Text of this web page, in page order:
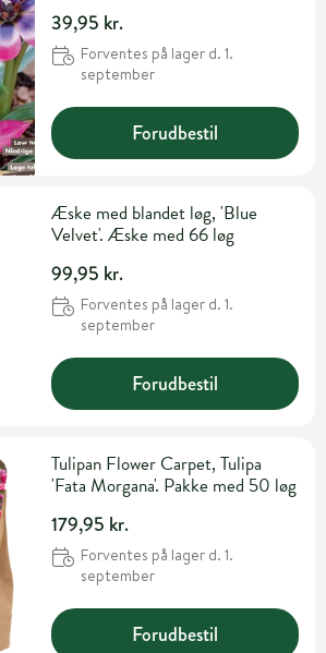
39,95 kr.
Forventes på lager d. 1.
september
Forudbestil
Æske med blandet løg, 'Blue
Velvet'. Æske med 66 løg
99,95 kr.
Forventes på lager d. 1.
september
Forudbestil
Tulipan Flower Carpet, Tulipa
'Fata Morgana'. Pakke med 50 løg
179,95 kr.
Forventes på lager d. 1.
september
Forudbestil